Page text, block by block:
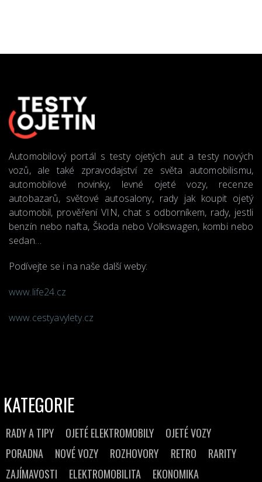
Automobilový portál s testy ojetých aut a testy nových
vozů, ale také zpravodajství ze světa automobilismu,
automobilové novinky, levné ojeté vozy, recenze
autobazarů, světové autosalony, rady jak koupit ojetý
automobil, prověření VIN, chat s odborníkem, rady, jestli
benzín nebo nafta, Škoda nebo Volkswagen, kombi nebo
sedan…
Podívejte se i na naše další weby:
www.life24.cz
www.cestyavylety.cz
KATEGORIE
RADY A TIPY OJETÉ ELEKTROMOBILY
OJETÉ VOZY
PORADNA
NOVÉ VOZY ROZHOVORY RETRO
RARITY
ZAJÍMAVOSTI
ELEKTROMOBILITA
EKONOMIKA